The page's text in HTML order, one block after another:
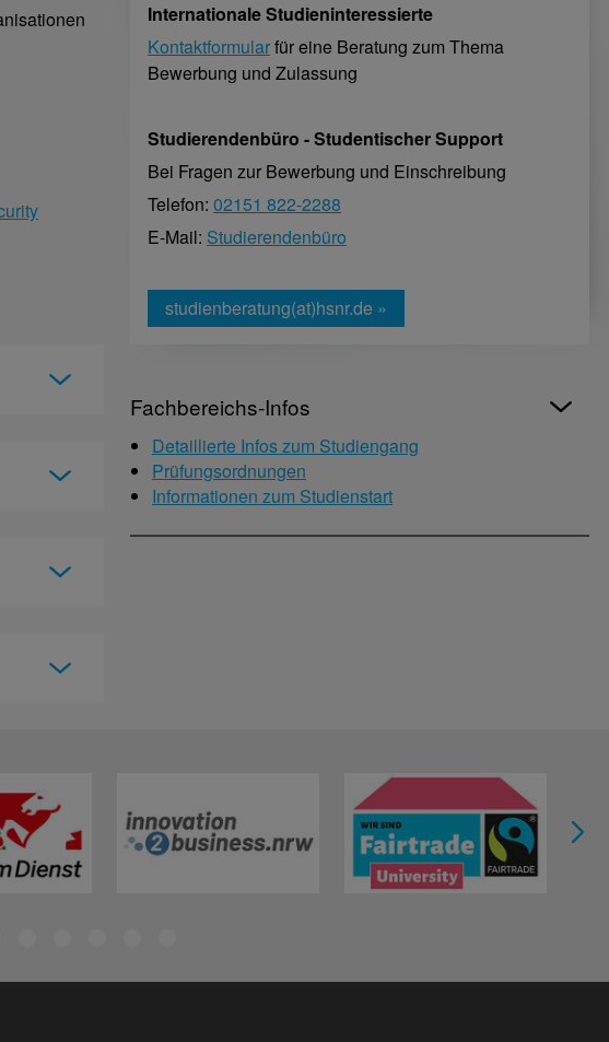
Internationale Studieninteressierte
Kontaktformularfür eine Beratung zum Thema
Bewerbung und Zulassung
Studierendenbüro - Studentischer Support
Bei Fragen zur Bewerbung und Einschreibung
Telefon: 02151 822-2288
E-Mail: Studierendenbüro
studienberatung(at)hsnr.de »
Fachbereichs-Infos
Detaillierte Infos zum Studiengang
Prüfungsordnungen
Informationen zum Studienstart